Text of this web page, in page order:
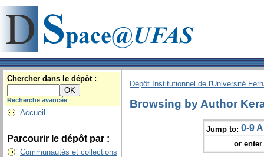
Chercher dans le dépôt :
Recherche avancée
Accueil
Parcourir le dépôt par :
Communautés et collections
Dépôt Institutionnel de l'Université
Browsing by Author
Jump to: 0-9 A
or